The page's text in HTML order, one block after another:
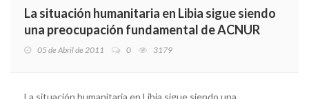
La situación humanitaria en Libia sigue siendo
una preocupación fundamental de ACNUR
05 de Abril de 2011 0 3179
La situación humanitaria en Libia sigue siendo una